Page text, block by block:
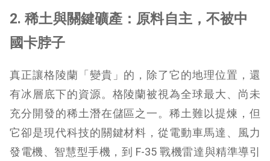
2. 稀土與關鍵礦產：原料自主，不被中
國卡脖子
真正讓格陵蘭「變貴」的，除了它的地理位置，還
有冰層底下的資源。格陵蘭被視為全球最大、尚未
充分開發的稀土潛在儲區之一。稀土難以提煉，但
它卻是現代科技的關鍵材料，從電動車馬達、風力
發電機、智慧型手機，到 F-35 戰機雷達與精準導引